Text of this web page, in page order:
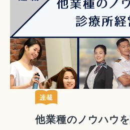
他業種のノウハウ